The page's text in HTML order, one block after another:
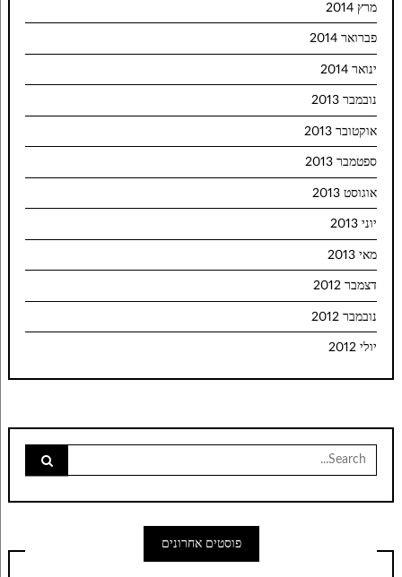
מרץ 2014
פברואר 2014
ינואר 2014
נובמבר 2013
אוקטובר 2013
ספטמבר 2013
אוגוסט 2013
יוני 2013
מאי 2013
דצמבר 2012
נובמבר 2012
יולי 2012
Search
for:
פוסטים אחרונים